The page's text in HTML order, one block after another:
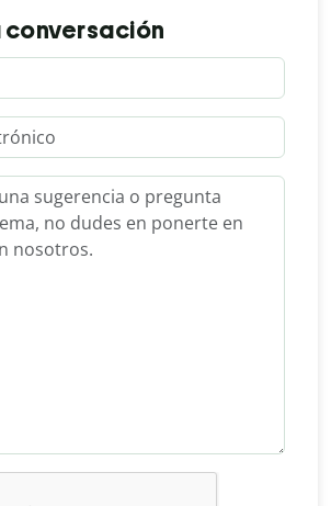
conversación